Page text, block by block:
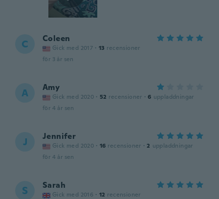
C Coleen
Gick med 2017 · 13 recensioner
för 3 år sen
A Amy
Gick med 2020 · 52 recensioner · 6 uppladdningar
för 4 år sen
J Jennifer
Gick med 2020 · 16 recensioner · 2 uppladdningar
för 4 år sen
S Sarah
Gick med 2016 · 12 recensioner